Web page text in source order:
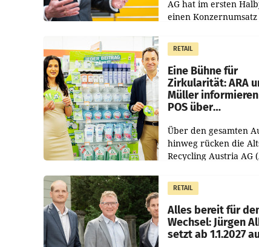
AG hat im ersten
einen
erwirtschaftet, was
von 3,8 Prozent
dem
RETAIL
Eine Bühne für
Zirkularität: ARA
Müller
POS über
Über den gesamten
hinweg rücken die
Recycling Austria AG
Müller die Initiative
Helden“ in allen
österreichischen
RETAIL
Alles bereit für
Wechsel: Jürgen
setzt ab 1.1.2027